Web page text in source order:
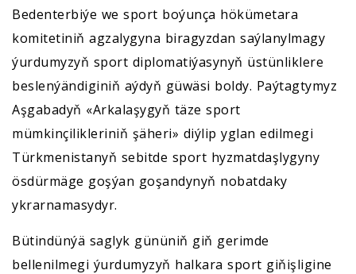
Bedenterbiýe we sport boýunça hökümetara
komitetiniň agzalygyna biragyzdan saýlanylmagy
ýurdumyzyň sport diplomatiýasynyň üstünliklere
beslenýändiginiň aýdyň güwäsi boldy. Paýtagtymyz
Aşgabadyň «Arkalaşygyň täze sport
mümkinçilikleriniň şäheri» diýlip yglan edilmegi
Türkmenistanyň sebitde sport hyzmatdaşlygyny
ösdürmäge goşýan goşandynyň nobatdaky
ykrarnamasydyr.
Bütindünýä saglyk gününiň giň gerimde
bellenilmegi ýurdumyzyň halkara sport giňişligine